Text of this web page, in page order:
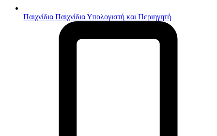
Παιχνίδια Παιχνίδια Υπολογιστή και Περιηγητή